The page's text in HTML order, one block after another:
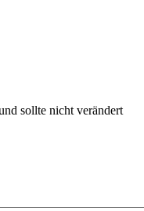
sollte nicht verändert